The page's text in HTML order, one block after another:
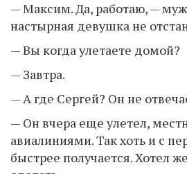
— Максим. Да, работаю, —
настырная девушка не
— Вы когда улетаете домой?
— Завтра.
— А где Сергей? Он не
— Он вчера еще улетел,
авиалиниями. Так хоть и с
быстрее получается. Хотел